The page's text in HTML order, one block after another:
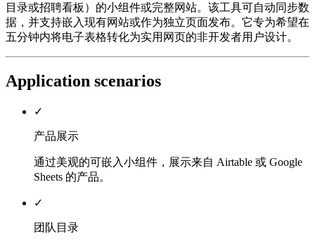
目录或招聘看板）的小组件或完整网站。该工具可自动同步数
据，并支持嵌入现有网站或作为独立页面发布。它专为希望在
五分钟内将电子表格转化为实用网页的非开发者用户设计。
Application scenarios
✓
产品展示
通过美观的可嵌入小组件，展示来自 Airtable 或 Google
Sheets 的产品。
✓
团队目录